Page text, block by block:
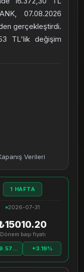
07.08.2026
gerçekleştirdi.
TL'lik değişim
Verileri
1 HAFTA
2026-07-31
Dönem başı fiyatı
+3.19%